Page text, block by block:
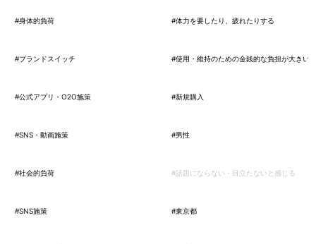
#身体的負荷 #体力を要したり、疲れたりする
#ブランドスイッチ #使用・維持のための金銭的な負担が大きい
#公式アプリ・O2O施策 #新規購入
#SNS・動画施策 #男性
#社会的負荷 #話題にならない・目立たないと感じる
#SNS施策 #東京都